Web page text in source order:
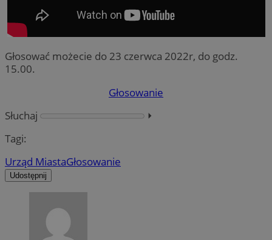
Głosować możecie do 23 czerwca 2022r, do godz.
15.00.
Głosowanie
Słuchaj
⏵︎
Tagi:
Urząd MiastaGłosowanie
Udostępnij